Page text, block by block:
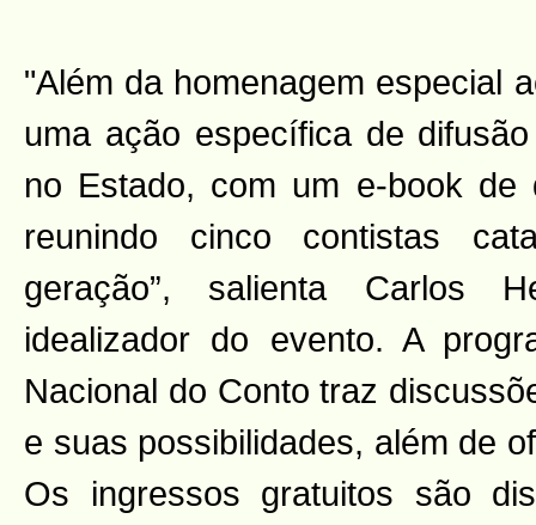
"Além da homenagem especial
uma ação específica de
no Estado, com um e-book de
reunindo cinco contistas
geração”, salienta Carlos
idealizador do evento. A
Nacional do Conto traz
e suas possibilidades, além de
Os ingressos gratuitos são